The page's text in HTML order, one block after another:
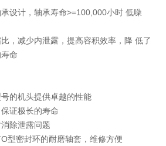
设计，轴承寿命>=100,000小时 低噪
，减少内泄露，提高容积效率，降 低了
命
的机头提供卓越的性能
证极长的寿命
除泄露问题
型密封环的耐磨轴套，维修方便